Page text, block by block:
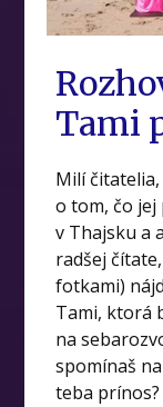
Tami
Milí
o tom, čo
v Thajsku a
radšej
fotkami)
Tami, ktorá
na
spomínaš
teba